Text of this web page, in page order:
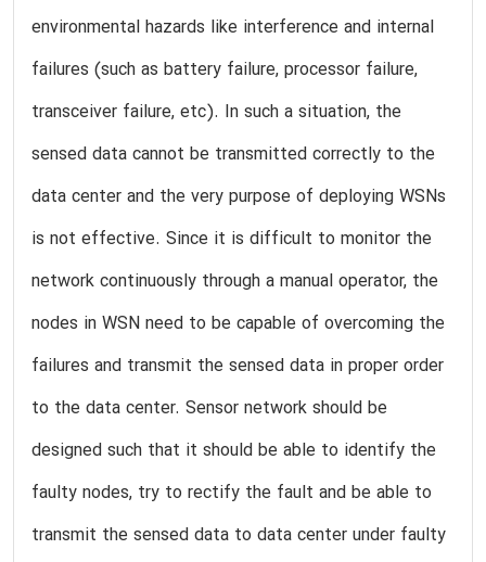
environmental hazards like interference and internal
failures (such as battery failure, processor failure,
transceiver failure, etc). In such a situation, the
sensed data cannot be transmitted correctly to the
data center and the very purpose of deploying WSNs
is not effective. Since it is difficult to monitor the
network continuously through a manual operator, the
nodes in WSN need to be capable of overcoming the
failures and transmit the sensed data in proper order
to the data center. Sensor network should be
designed such that it should be able to identify the
faulty nodes, try to rectify the fault and be able to
transmit the sensed data to data center under faulty